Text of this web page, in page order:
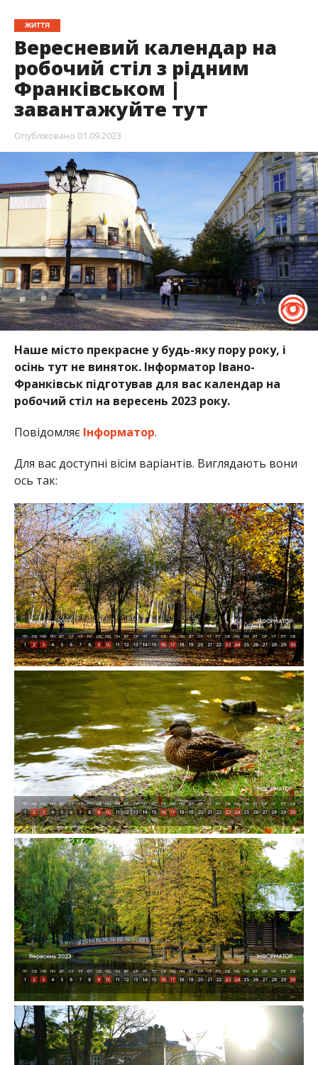
ЖИТТЯ
Вересневий календар на
робочий стіл з рідним
Франківськом |
завантажуйте тут
Опубліковано 01.09.2023
Наше місто прекрасне у будь-яку пору року, і
осінь тут не виняток. Інформатор Івано-
Франківськ підготував для вас календар на
робочий стіл на вересень 2023 року.
ПовідомляєІнформатор.
Для вас доступні вісім варіантів. Виглядають вони
ось так: